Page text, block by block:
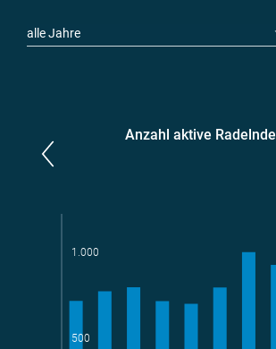
alle Jahre
Anzahl aktive Radelnde
500
1.000